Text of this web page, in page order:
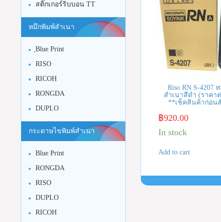
Riso RN S-4207
สำเนาสีดำ (ราคา
**เช็คสินค้าก่อน
฿920.00
In stock
Add to cart
สติ๊กเกอร์ริบบอน TT
หมึกพิมพ์สำเนา
ฺBlue Print
RISO
RICOH
RONGDA
DUPLO
กระดาษไขพิมพ์สำเนา
Blue Print
RONGDA
RISO
DUPLO
RICOH